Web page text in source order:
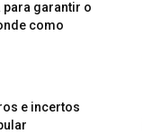
para garantir o
como
e incertos